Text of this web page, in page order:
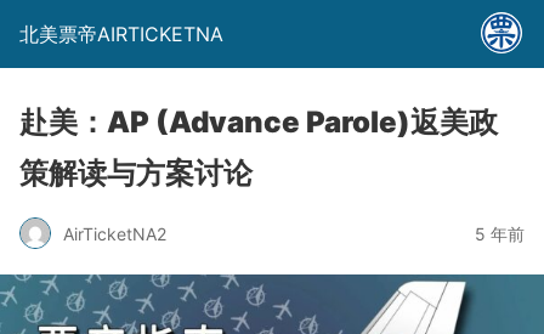
北美票帝AIRTICKETNA
赴美：AP (Advance Parole)返美政
策解读与方案讨论
AirTicketNA2 5 年前